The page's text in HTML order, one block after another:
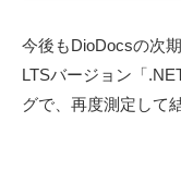
今後もDioDocsの次
LTSバージョン「
グで、再度測定して